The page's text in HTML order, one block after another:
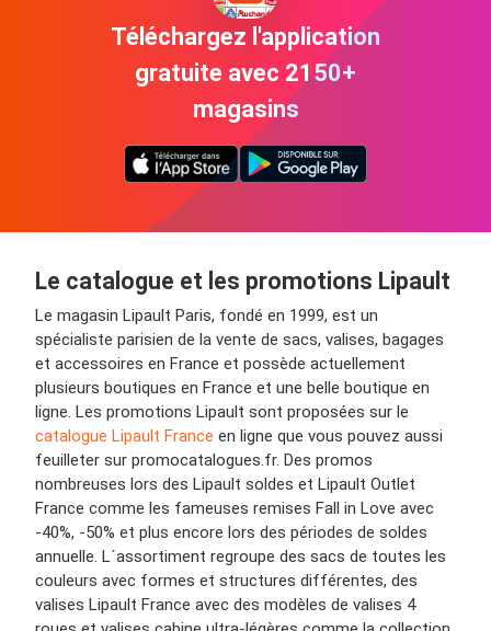
Téléchargez l'application
gratuite avec 2150+
magasins
Le catalogue et les promotions Lipault
Le magasin Lipault Paris, fondé en 1999, est un
spécialiste parisien de la vente de sacs, valises, bagages
et accessoires en France et possède actuellement
plusieurs boutiques en France et une belle boutique en
ligne. Les promotions Lipault sont proposées sur le
catalogue Lipault France en ligne que vous pouvez aussi
feuilleter sur promocatalogues.fr. Des promos
nombreuses lors des Lipault soldes et Lipault Outlet
France comme les fameuses remises Fall in Love avec
-40%, -50% et plus encore lors des périodes de soldes
annuelle. L´assortiment regroupe des sacs de toutes les
couleurs avec formes et structures différentes, des
valises Lipault France avec des modèles de valises 4